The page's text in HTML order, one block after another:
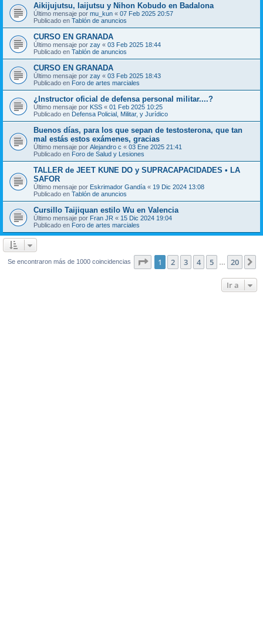
Aikijujutsu, Iaijutsu y Nihon Kobudo en Badalona
Último mensaje por mu_kun « 07 Feb 2025 20:57
Publicado en Tablón de anuncios
CURSO EN GRANADA
Último mensaje por zay « 03 Feb 2025 18:44
Publicado en Tablón de anuncios
CURSO EN GRANADA
Último mensaje por zay « 03 Feb 2025 18:43
Publicado en Foro de artes marciales
¿Instructor oficial de defensa personal militar....?
Último mensaje por KSS « 01 Feb 2025 10:25
Publicado en Defensa Policial, Militar, y Jurídico
Buenos días, para los que sepan de testosterona, que tan
mal estás estos exámenes, gracias
Último mensaje por Alejandro c « 03 Ene 2025 21:41
Publicado en Foro de Salud y Lesiones
TALLER de JEET KUNE DO y SUPRACAPACIDADES • LA
SAFOR
Último mensaje por Eskrimador Gandía « 19 Dic 2024 13:08
Publicado en Tablón de anuncios
Cursillo Taijiquan estilo Wu en Valencia
Último mensaje por Fran JR « 15 Dic 2024 19:04
Publicado en Foro de artes marciales
Se encontraron más de 1000 coincidencias Página de 20
1 2 3 4 5 20
Ir a